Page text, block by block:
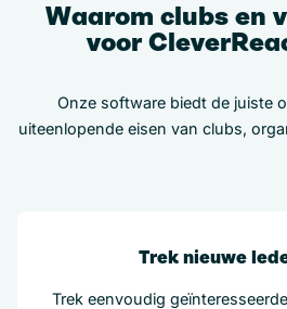
Waarom clubs en
voor
Onze software biedt de juiste
uiteenlopende eisen van clubs,
Trek nieuwe
Trek eenvoudig